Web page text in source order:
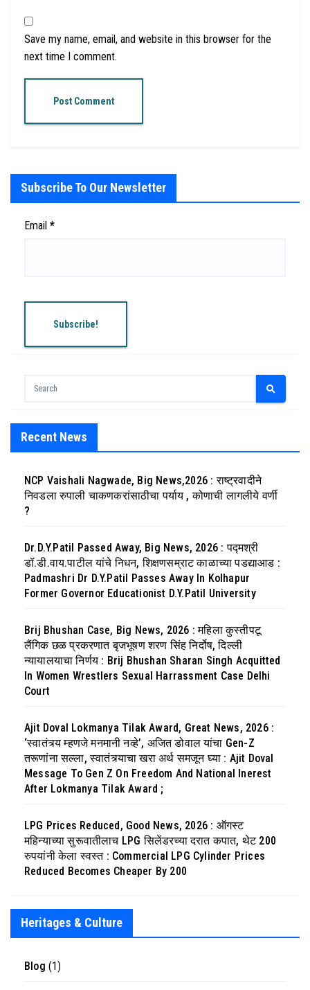
Save my name, email, and website in this browser for the
next time I comment.
Subscribe To Our Newsletter
Email *
Recent News
NCP Vaishali Nagwade, Big News,2026 : राष्ट्रवादीने
निवडला रुपाली चाकणकरांसाठीचा पर्याय , कोणाची लागलीये वर्णी
?
Dr.D.Y.Patil Passed Away, Big News, 2026 : पद्मश्री
डॉ.डी.वाय.पाटील यांचे निधन, शिक्षणसम्राट काळाच्या पडद्याआड :
Padmashri Dr D.Y.Patil Passes Away In Kolhapur
Former Governor Educationist D.Y.Patil University
Brij Bhushan Case, Big News, 2026 : महिला कुस्तीपटू
लैंगिक छळ प्रकरणात बृजभूषण शरण सिंह निर्दोष, दिल्ली
न्यायालयाचा निर्णय : Brij Bhushan Sharan Singh Acquitted
In Women Wrestlers Sexual Harrassment Case Delhi
Court
Ajit Doval Lokmanya Tilak Award, Great News, 2026 :
‘स्वातंत्र्य म्हणजे मनमानी नव्हे’, अजित डोवाल यांचा Gen-Z
तरूणांना सल्ला, स्वातंत्र्याचा खरा अर्थ समजून घ्या : Ajit Doval
Message To Gen Z On Freedom And National Inerest
After Lokmanya Tilak Award ;
LPG Prices Reduced, Good News, 2026 : ऑगस्ट
महिन्याच्या सुरूवातीलाच LPG सिलेंडरच्या दरात कपात, थेट 200
रुपयांनी केला स्वस्त : Commercial LPG Cylinder Prices
Reduced Becomes Cheaper By 200
Heritages & Culture
Blog (1)